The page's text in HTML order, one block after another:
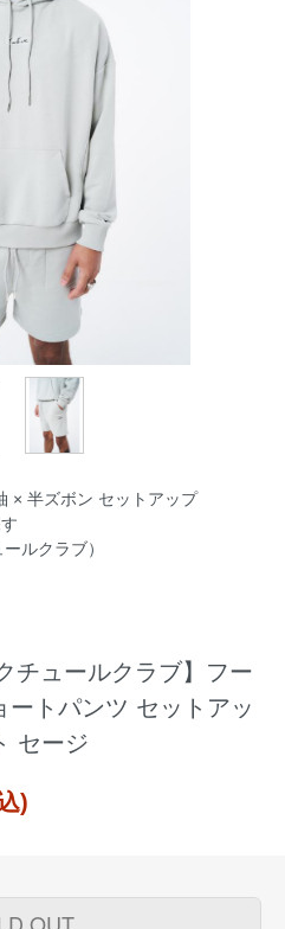
× 半ズボン セットアップ
ルクラブ）
チュールクラブ】フー
ートパンツ セットアッ
セージ
)